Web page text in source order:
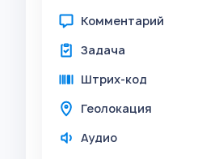
Комментарий
Задача
Штрих-код
Геолокация
Аудио